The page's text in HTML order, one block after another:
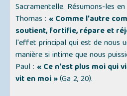
Sacramentelle. Résumons-les
Thomas : « Comme l'autre
soutient, fortifie, répare et
l'effet principal qui est de nous
manière si intime que nous
Paul : « Ce n'est plus moi qui
vit en moi »(Ga 2, 20).